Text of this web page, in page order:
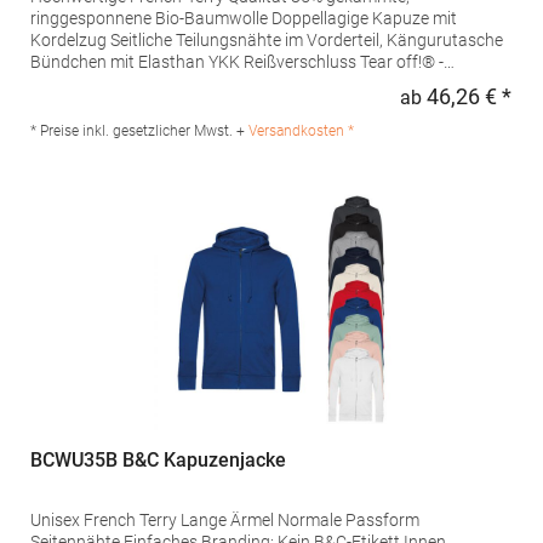
ringgesponnene Bio-Baumwolle Doppellagige Kapuze mit
Kordelzug Seitliche Teilungsnähte im Vorderteil, Kängurutasche
Bündchen mit Elasthan YKK Reißverschluss Tear off!® -
PolyesterAngaben zur Produktsicherheit: Herst.-Nr.:
JN8026Hersteller: Gustav Daiber GmbH Vor dem Weißen Stein
ab 46,26 € *
* Preise inkl. gesetzlicher Mwst. + Versandkosten *
BCWU35B B&C Kapuzenjacke
Unisex French Terry Lange Ärmel Normale Passform